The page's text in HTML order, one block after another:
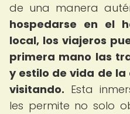
de una manera
hospedarse en el
local, los viajeros
primera mano las
y estilo de vida de
visitando. Esta
les permite no solo